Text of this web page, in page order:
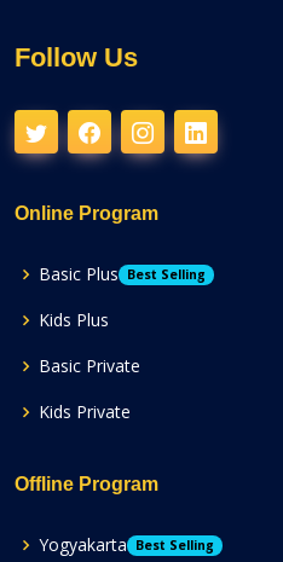
Follow Us
Online Program
Basic Plus Best Selling
Kids Plus
Basic Private
Kids Private
Offline Program
Yogyakarta Best Selling